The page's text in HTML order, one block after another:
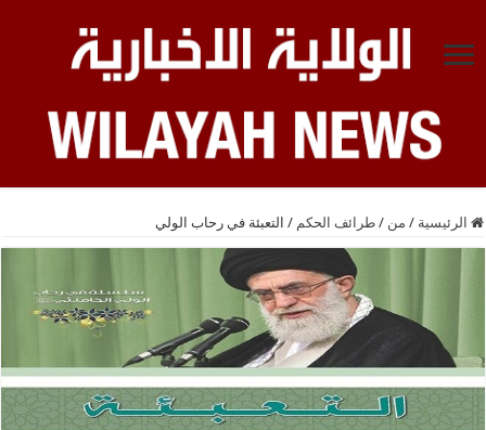
الرئيسية / من / طرائف الحكم / التعبئة في رحاب الولي